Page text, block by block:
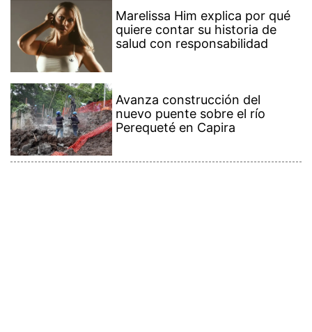
Marelissa Him explica por qué
quiere contar su historia de
salud con responsabilidad
Avanza construcción del
nuevo puente sobre el río
Perequeté en Capira